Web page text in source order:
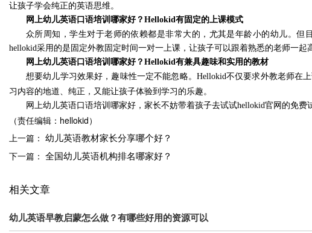
让孩子学会纯正的英语思维。
网上幼儿英语口语培训哪家好？Hellokid有固定的上课模式
众所周知，学生对于老师的依赖都是非常大的，尤其是年龄小的幼儿。但
hellokid采用的是固定外教固定时间一对一上课，让孩子可以跟着熟悉的老师一起
网上幼儿英语口语培训哪家好？Hellokid有兼具趣味和实用的教材
想要幼儿学习效果好，趣味性一定不能忽略。 Hellokid不仅要求外教老师在
习内容的地道、纯正，又能让孩子体验到学习的乐趣。
网上幼儿英语口语培训哪家好，家长不妨带着孩子去试试hellokid官网的免费
（责任编辑：hellokid）
上一篇： 幼儿英语教材家长分享哪个好？
下一篇： 全国幼儿英语机构排名哪家好？
相关文章
幼儿英语早教启蒙怎么做？有哪些好用的资源可以